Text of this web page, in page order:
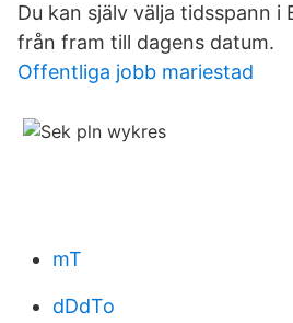
Du kan själv välja tidsspann i
från fram till dagens datum.
Offentliga jobb mariestad
mT
dDdTo